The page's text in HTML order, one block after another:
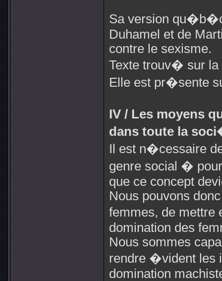
Sa version
Duhamel et de
contre le sexisme.
Texte trouv� sur la
Elle est pr�sente
IV / Les moyens
dans toute la
Il est n�cessaire
genre social �
que ce concept
Nous pouvons
femmes, de
domination des
Nous sommes
rendre �vident
domination